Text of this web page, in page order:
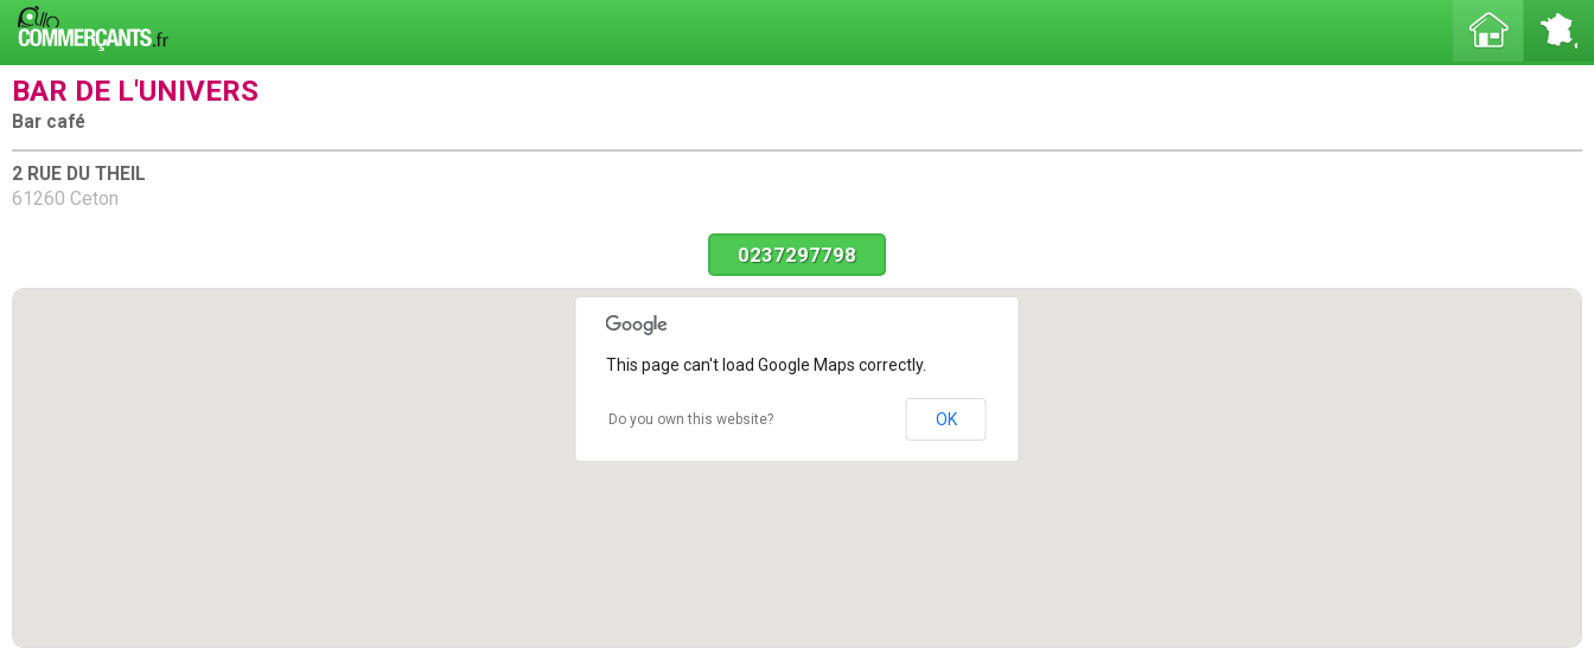
BAR DE L'UNIVERS
Bar café
2 RUE DU THEIL
61260 Ceton
0237297798
This page can't load Google Maps correctly.
Do you own this website? OK